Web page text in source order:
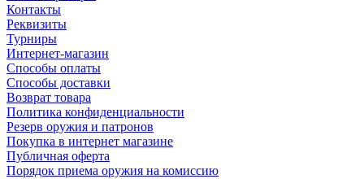
Контакты
Реквизиты
Турниры
Интернет-магазин
Способы оплаты
Способы доставки
Возврат товара
Политика конфиденциальности
Резерв оружия и патронов
Покупка в интернет магазине
Публичная оферта
Порядок приема оружия на комиссию